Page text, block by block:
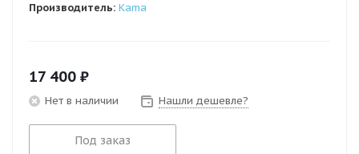
Производитель: Kama
17 400 ₽
Нет в наличии Нашли дешевле?
Под заказ